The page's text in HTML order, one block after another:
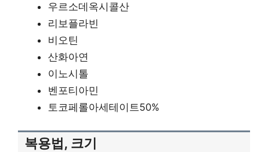
우르소데옥시콜산
리보플라빈
비오틴
산화아연
이노시톨
벤포티아민
토코페롤아세테이트50%
복용법, 크기